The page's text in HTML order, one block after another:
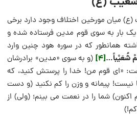
میان مورخین اختلاف وجود دارد برخی
بار به سوی قوم مدین فرستاده شده و
همانطور که در سوره هود چنین وارد
شُعَيْباً…[4]
(و به سوى «مدين» برادرشان
«اى قوم من! خدا را پرستش كنيد، كه
نيست! پيمانه و وزن را كم نكنيد (و دست
شما را در نعمت مى بينم؛ (ولى) از